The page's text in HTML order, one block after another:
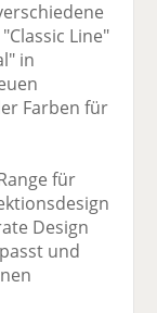
Line"
in
Farben für
für
Design
und